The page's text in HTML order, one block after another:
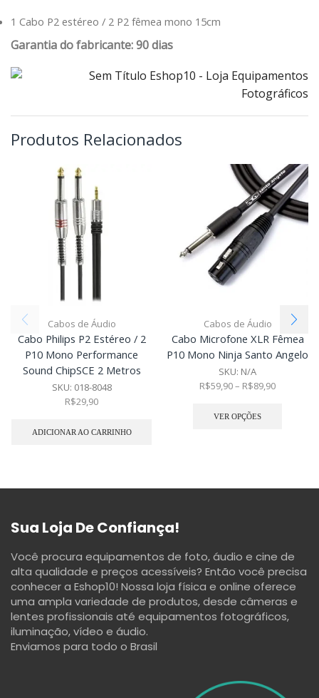
1 Cabo P2 estéreo / 2 P2 fêmea mono 15cm
Garantia do fabricante: 90 dias
Produtos Relacionados
Cabos de Áudio
Cabo Philips P2 Estéreo / 2
P10 Mono Performance
Sound ChipSCE 2 Metros
SKU: 018-8048
R$29,90
ADICIONAR AO CARRINHO
Cabos de Áudio
Cabo Microfone XLR Fêmea
P10 Mono Ninja Santo Angelo
SKU: N/A
R$59,90– R$89,90
VER OPÇÕES
Sua Loja De Confiança!
Você procura equipamentos de foto, áudio e cine de
alta qualidade e preços acessíveis? Então você precisa
conhecer a Eshop10! Nossa loja física e online oferece
uma ampla variedade de produtos, desde câmeras e
lentes profissionais até equipamentos fotográficos,
iluminação, vídeo e áudio.
Enviamos para todo o Brasil